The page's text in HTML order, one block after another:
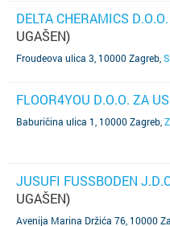
DELTA CHERAMICS
UGAŠEN)
Froudeova ulica 3, 10000 Zagreb
FLOOR4YOU D.O.O. ZA
Baburičina ulica 1, 10000 Zagreb
JUSUFI FUSSBODEN
UGAŠEN)
Avenija Marina Držića 76, 10000